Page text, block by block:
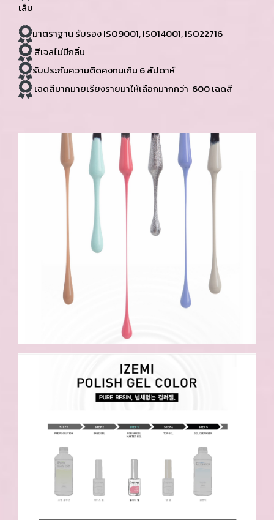
เล็บ
มาตราฐาน รับรอง ISO9001, ISO14001, ISO22716
สีเจลไม่มีกลิ่น
รับประกันความติดคงทนเกิน 6 สัปดาห์
เฉดสีมากมายเรียงรายมาให้เลือกมากกว่า 600 เฉดสี